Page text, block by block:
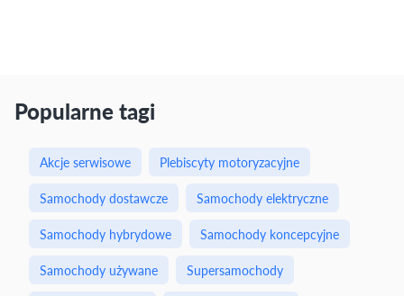
Popularne tagi
Akcje serwisowe
Plebiscyty motoryzacyjne
Samochody dostawcze
Samochody elektryczne
Samochody hybrydowe
Samochody koncepcyjne
Samochody używane
Supersamochody